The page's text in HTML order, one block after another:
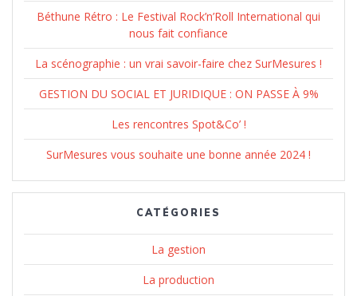
Béthune Rétro : Le Festival Rock’n’Roll International qui
nous fait confiance
La scénographie : un vrai savoir-faire chez SurMesures !
GESTION DU SOCIAL ET JURIDIQUE : ON PASSE À 9%
Les rencontres Spot&Co’ !
SurMesures vous souhaite une bonne année 2024 !
CATÉGORIES
La gestion
La production